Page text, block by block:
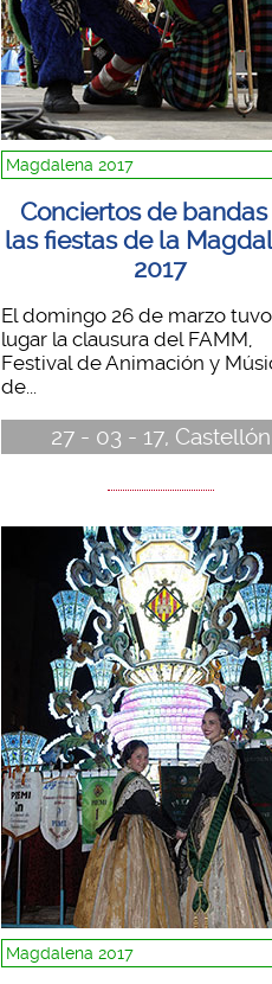
Magdalena 2017
Conciertos de bandas
las fiestas de la
2017
El domingo 26 de marzo tuvo
lugar la clausura del FAMM,
Festival de Animación y
de...
27 - 03 - 17, Castellón
Magdalena 2017